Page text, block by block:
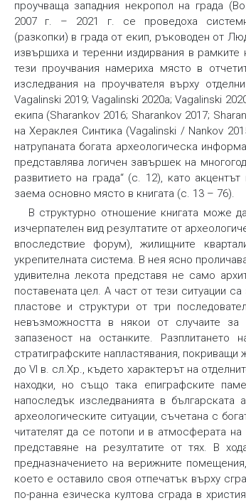
проучваща западния некропол на града
2007 г. – 2021 г. се проведоха
(разкопки) в града от екип, ръководен от
извършиха и теренни издирвания в рамките
тези проучвания намериха място в
изследвания на проучвателя върху
Vagalinski 2019; Vagalinski 2020a; Vagalinski
екипа (Sharankov 2016; Sharankov 2017;
на Хераклея Синтика (Vagalinski / Nankov
натрупаната богата археологическа
представлява логичен завършек на
развитието на града“ (с. 12), като
заема основно място в книгата (с. 13 – 76).
В структурно отношение книгата може
изчерпателен вид резултатите от
впоследствие форум), жилищните
укрепителната система. В нея ясно
удивителна лекота представя не само
поставената цел. А част от тези ситуации
пластове и структури от три
невъзможността в някои от случаите
запазеност на останките.
стратиграфските напластявания,
до VI в. сл.Хр., където характерът на
находки, но също така епиграфските
напоследък изследванията в българската
археологическите ситуации, съчетана с
читателят да се потопи и в атмосферата
представяне на резултатите от тях. В
предназначението на верижните
което е оставило своя отпечатък върху
по-ранна езическа култова сграда в